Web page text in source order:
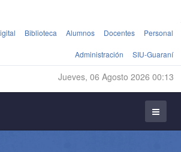
Biblioteca Alumnos Docentes Personal
Administración SIU-Guaraní
Jueves, 06 Agosto 2026 00:13